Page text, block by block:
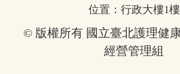
位置：行政大樓1樓
© 版權所有 國立臺北護理健
經營管理組